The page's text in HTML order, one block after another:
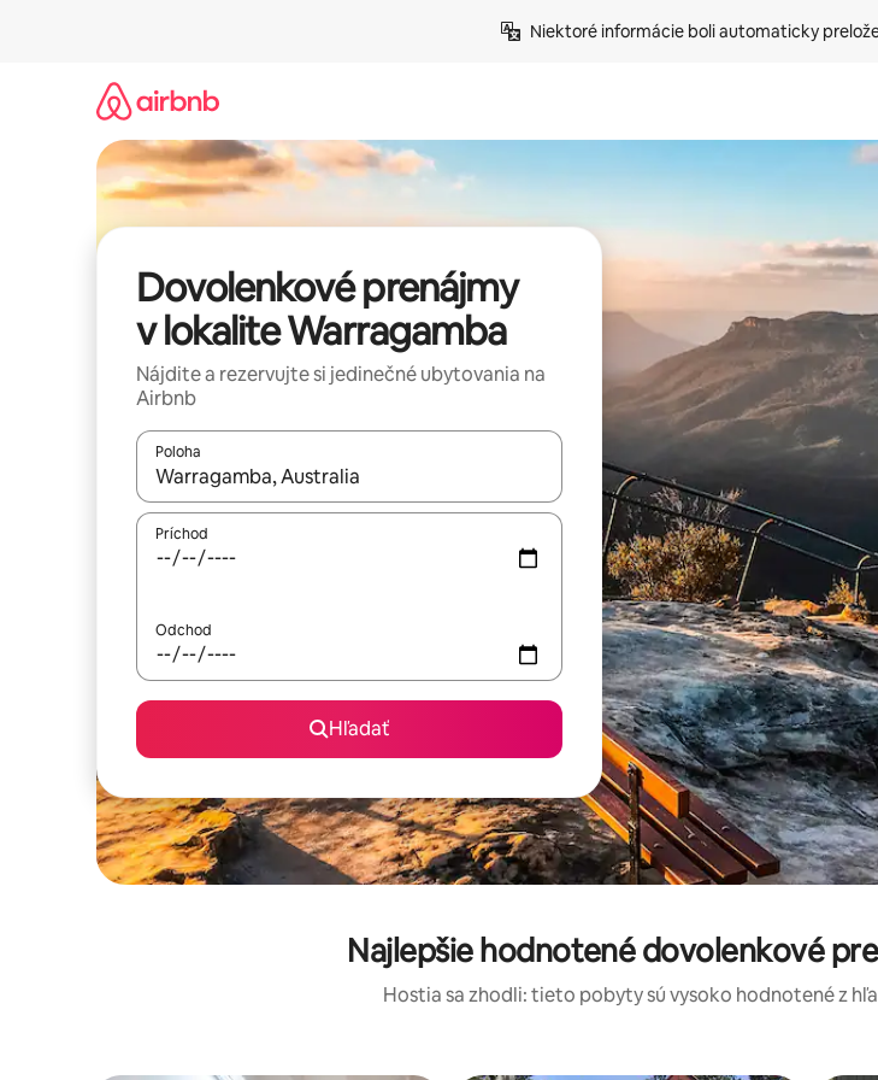
Niektoré informácie boli automaticky
Dovolenkové prenájmy
v lokalite Warragamba
Nájdite a rezervujte si jedinečné ubytovania na
Airbnb
Poloha
Keď budú výsledky k dispozícii, môžete si ich prechádzať pomocou klávesov so šípkami
Príchod
Odchod
Hľadať
Najlepšie hodnotené dovolenkové
Hostia sa zhodli: tieto pobyty sú vysoko hodnotené z